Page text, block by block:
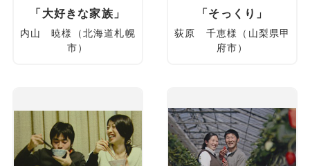
「大好きな家族」
内山 暁様（北海道札幌
市）
「そっくり」
荻原 千恵様（山梨県甲
府市）